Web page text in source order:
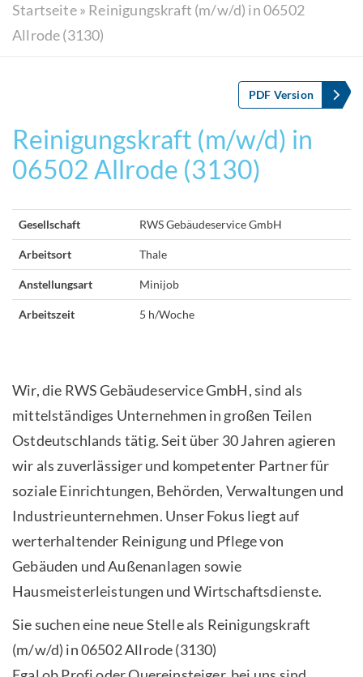
Startseite» Reinigungskraft (m/w/d) in 06502
Allrode (3130)
PDF Version
Reinigungskraft (m/w/d) in
06502 Allrode (3130)
Gesellschaft RWS Gebäudeservice GmbH
Arbeitsort Thale
Anstellungsart Minijob
Arbeitszeit 5 h/Woche
Wir, die RWS Gebäudeservice GmbH, sind als
mittelständiges Unternehmen in großen Teilen
Ostdeutschlands tätig. Seit über 30 Jahren agieren
wir als zuverlässiger und kompetenter Partner für
soziale Einrichtungen, Behörden, Verwaltungen und
Industrieunternehmen. Unser Fokus liegt auf
werterhaltender Reinigung und Pflege von
Gebäuden und Außenanlagen sowie
Hausmeisterleistungen und Wirtschaftsdienste.
Sie suchen eine neue Stelle als Reinigungskraft
(m/w/d) in 06502 Allrode (3130)